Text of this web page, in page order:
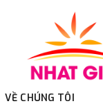
VỀ CHÚNG TÔI